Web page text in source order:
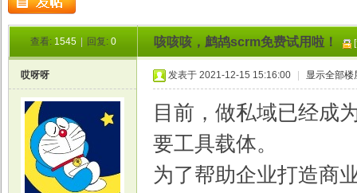
› ›
查看: 1545 回复: 0 咳咳咳，鹧鸪scrm免费试用啦！
哎呀呀 发表于 2021-12-15 15:16:00 显示全部楼
目前，做私域已经成
要工具载体。
为了帮助企业打造商